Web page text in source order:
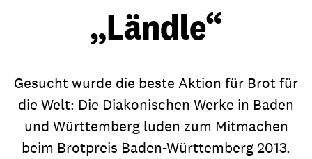
„Ländle“
Gesucht wurde die beste Aktion für Brot für
die Welt: Die Diakonischen Werke in Baden
und Württemberg luden zum Mitmachen
beim Brotpreis Baden-Württemberg 2013.